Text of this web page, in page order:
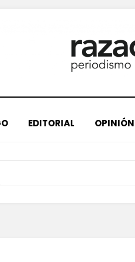
EDITORIAL OPINIÓN